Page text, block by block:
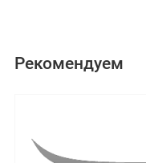
Рекомендуем